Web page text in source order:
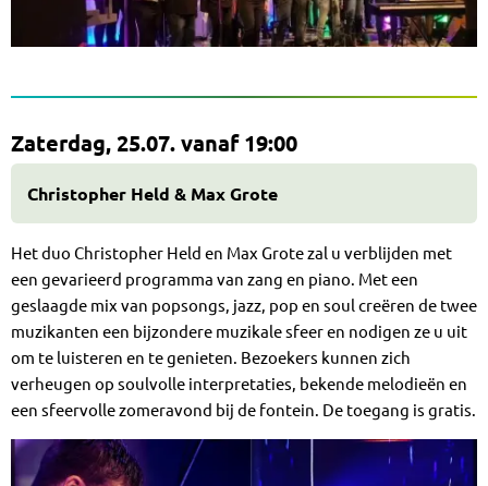
Zaterdag, 25.07. vanaf 19:00
Christopher Held & Max Grote
Het duo Christopher Held en Max Grote zal u verblijden met
een gevarieerd programma van zang en piano. Met een
geslaagde mix van popsongs, jazz, pop en soul creëren de twee
muzikanten een bijzondere muzikale sfeer en nodigen ze u uit
om te luisteren en te genieten. Bezoekers kunnen zich
verheugen op soulvolle interpretaties, bekende melodieën en
een sfeervolle zomeravond bij de fontein. De toegang is gratis.